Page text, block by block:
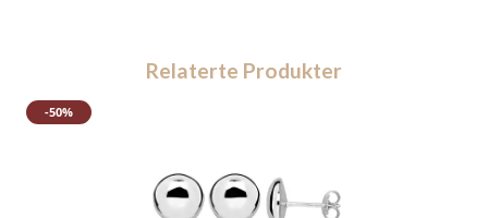
Relaterte Produkter
-50%